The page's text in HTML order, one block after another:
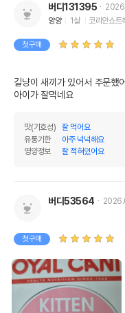
버디131395
양양
1살 코리안쇼트
첫구매
길냥이 새끼가 있어서 주문했
아이가 잘먹네요
맛(기호성)
잘 먹어요
유통기한
아주 넉넉해요
영양정보
잘 적혀있어요
버디53564
첫구매